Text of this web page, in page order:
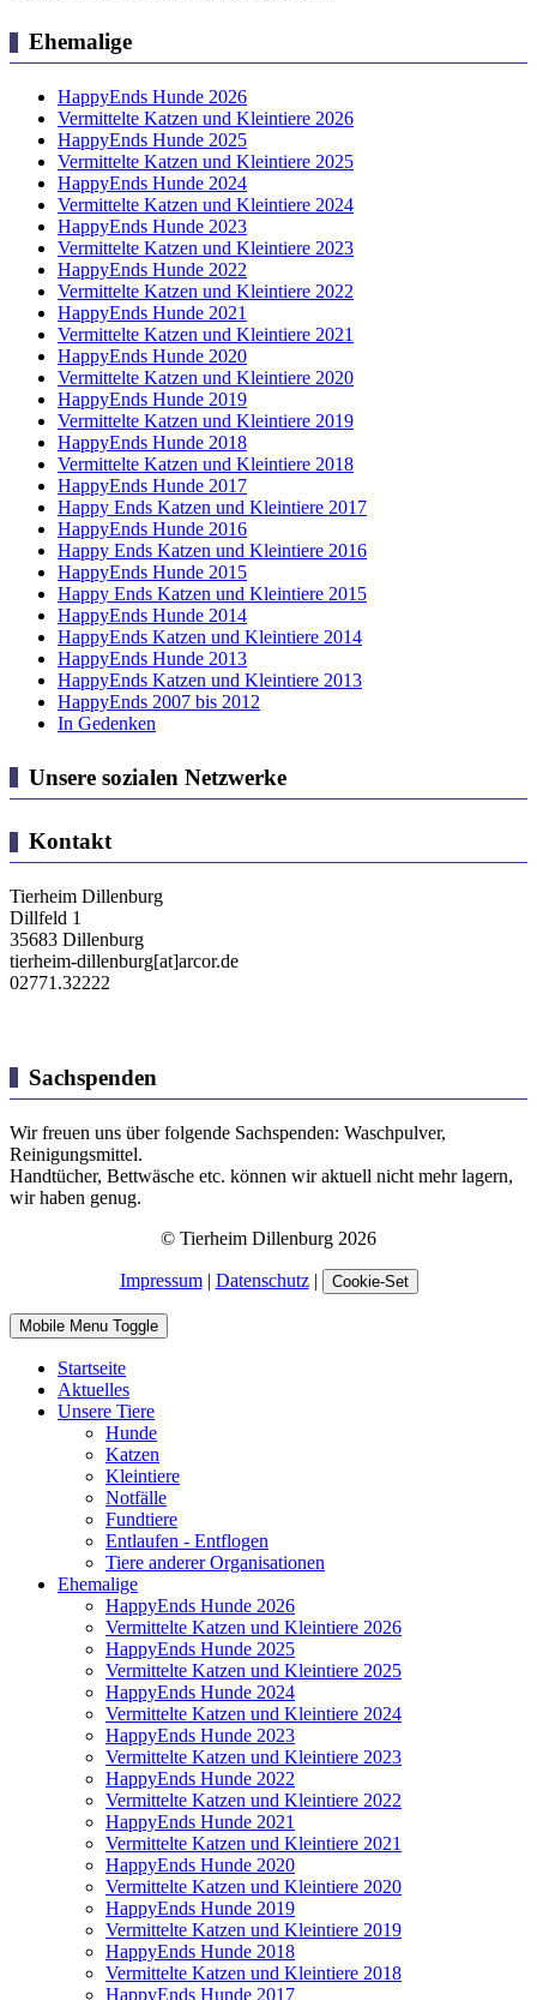
Ehemalige
HappyEnds Hunde 2026
Vermittelte Katzen und Kleintiere 2026
HappyEnds Hunde 2025
Vermittelte Katzen und Kleintiere 2025
HappyEnds Hunde 2024
Vermittelte Katzen und Kleintiere 2024
HappyEnds Hunde 2023
Vermittelte Katzen und Kleintiere 2023
HappyEnds Hunde 2022
Vermittelte Katzen und Kleintiere 2022
HappyEnds Hunde 2021
Vermittelte Katzen und Kleintiere 2021
HappyEnds Hunde 2020
Vermittelte Katzen und Kleintiere 2020
HappyEnds Hunde 2019
Vermittelte Katzen und Kleintiere 2019
HappyEnds Hunde 2018
Vermittelte Katzen und Kleintiere 2018
HappyEnds Hunde 2017
Happy Ends Katzen und Kleintiere 2017
HappyEnds Hunde 2016
Happy Ends Katzen und Kleintiere 2016
HappyEnds Hunde 2015
Happy Ends Katzen und Kleintiere 2015
HappyEnds Hunde 2014
HappyEnds Katzen und Kleintiere 2014
HappyEnds Hunde 2013
HappyEnds Katzen und Kleintiere 2013
HappyEnds 2007 bis 2012
In Gedenken
Unsere sozialen Netzwerke
Kontakt
Tierheim Dillenburg
Dillfeld 1
35683 Dillenburg
tierheim-dillenburg[at]arcor.de
02771.32222
Sachspenden
Wir freuen uns über folgende Sachspenden: Waschpulver,
Reinigungsmittel.
Handtücher, Bettwäsche etc. können wir aktuell nicht mehr lagern,
wir haben genug.
© Tierheim Dillenburg 2026
Impressum| Datenschutz| Cookie-Set
Mobile Menu Toggle
Startseite
Aktuelles
Unsere Tiere
Hunde
Katzen
Kleintiere
Notfälle
Fundtiere
Entlaufen - Entflogen
Tiere anderer Organisationen
Ehemalige
HappyEnds Hunde 2026
Vermittelte Katzen und Kleintiere 2026
HappyEnds Hunde 2025
Vermittelte Katzen und Kleintiere 2025
HappyEnds Hunde 2024
Vermittelte Katzen und Kleintiere 2024
HappyEnds Hunde 2023
Vermittelte Katzen und Kleintiere 2023
HappyEnds Hunde 2022
Vermittelte Katzen und Kleintiere 2022
HappyEnds Hunde 2021
Vermittelte Katzen und Kleintiere 2021
HappyEnds Hunde 2020
Vermittelte Katzen und Kleintiere 2020
HappyEnds Hunde 2019
Vermittelte Katzen und Kleintiere 2019
HappyEnds Hunde 2018
Vermittelte Katzen und Kleintiere 2018
HappyEnds Hunde 2017